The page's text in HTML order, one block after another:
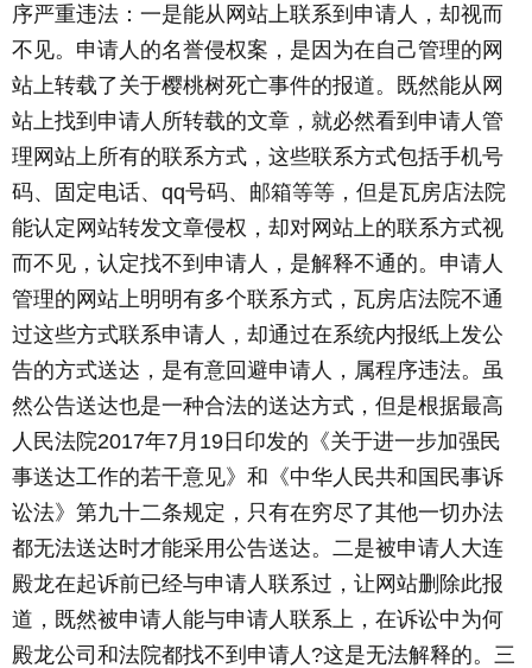
序严重违法：一是能从网站上联系到申请人，却视而
不见。申请人的名誉侵权案，是因为在自己管理的网
站上转载了关于樱桃树死亡事件的报道。既然能从网
站上找到申请人所转载的文章，就必然看到申请人管
理网站上所有的联系方式，这些联系方式包括手机号
码、固定电话、qq号码、邮箱等等，但是瓦房店法院
能认定网站转发文章侵权，却对网站上的联系方式视
而不见，认定找不到申请人，是解释不通的。申请人
管理的网站上明明有多个联系方式，瓦房店法院不通
过这些方式联系申请人，却通过在系统内报纸上发公
告的方式送达，是有意回避申请人，属程序违法。虽
然公告送达也是一种合法的送达方式，但是根据最高
人民法院2017年7月19日印发的《关于进一步加强民
事送达工作的若干意见》和《中华人民共和国民事诉
讼法》第九十二条规定，只有在穷尽了其他一切办法
都无法送达时才能采用公告送达。二是被申请人大连
殿龙在起诉前已经与申请人联系过，让网站删除此报
道，既然被申请人能与申请人联系上，在诉讼中为何
殿龙公司和法院都找不到申请人?这是无法解释的。三